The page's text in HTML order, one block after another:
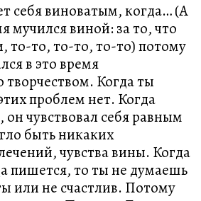
себя виноватым, когда… (А
мучился виной: за то, что
то-то, то-то, то-то) потому
в это время
творчеством. Когда ты
проблем нет. Когда
он чувствовал себя равным
быть никаких
чувства вины. Когда
пишется, то ты не думаешь
или не счастлив. Потому